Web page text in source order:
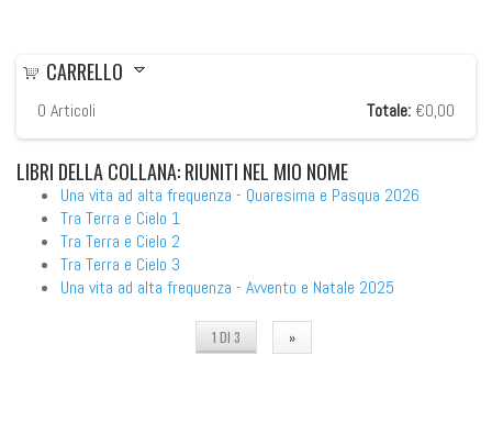
CARRELLO
0 Articoli Totale: €0,00
LIBRI DELLA COLLANA: RIUNITI NEL MIO NOME
Una vita ad alta frequenza - Quaresima e Pasqua 2026
Tra Terra e Cielo 1
Tra Terra e Cielo 2
Tra Terra e Cielo 3
Una vita ad alta frequenza - Avvento e Natale 2025
1 DI 3 »